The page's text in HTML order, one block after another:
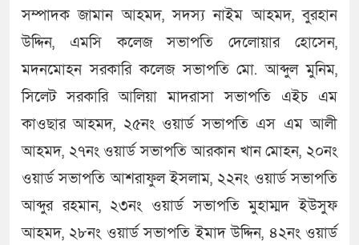
সম্পাদক জামান আহমদ, সদস্য নাইম আহমদ, বুরহান
উদ্দিন, এমসি কলেজ সভাপতি দেলোয়ার হোসেন,
মদনমোহন সরকারি কলেজ সভাপতি মো. আব্দুল মুনিম,
সিলেট সরকারি আলিয়া মাদরাসা সভাপতি এইচ এম
কাওছার আহমদ, ২৫নং ওয়ার্ড সভাপতি এস এম আলী
আহমদ, ২৭নং ওয়ার্ড সভাপতি আরকান খান মোহন, ২০নং
ওয়ার্ড সভাপতি আশরাফুল ইসলাম, ২২নং ওয়ার্ড সভাপতি
আব্দুর রহমান, ২৩নং ওয়ার্ড সভাপতি মুহাম্মদ ইউসুফ
আহমদ, ২৮নং ওয়ার্ড সভাপতি ইমাদ উদ্দিন, ৪২নং ওয়ার্ড